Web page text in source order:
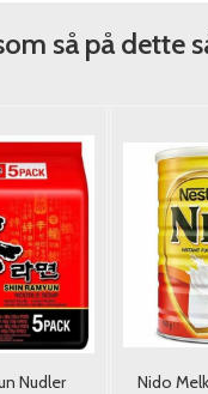
så på dette
Nudler
Nido